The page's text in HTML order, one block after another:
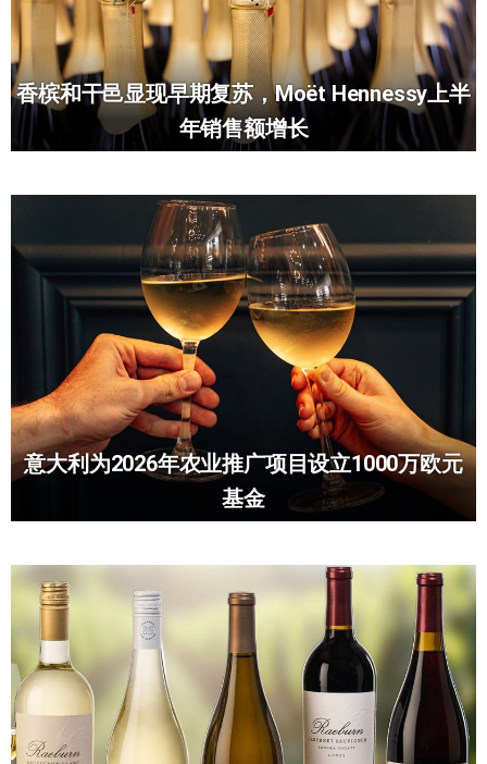
香槟和干邑显现早期复苏，Moët Hennessy上半
年销售额增长
意大利为2026年农业推广项目设立1000万欧元
基金